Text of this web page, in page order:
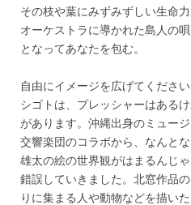
その枝や葉にみずみずしい生命力
オーケストラに導かれた島人の
となってあなたを包む。
自由にイメージを広げてくださ
シゴトは、プレッシャーはある
があります。沖縄出身のミュー
交響楽団のコラボから、なんと
雄太の絵の世界観がはまるんじ
錯誤していきました。北窓作品
りに集まる人や動物などを描い